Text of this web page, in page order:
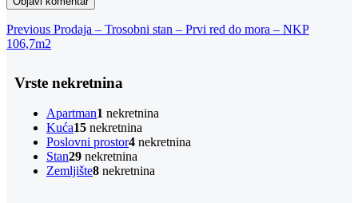
Navigacija
objava
Previous
Post
Previous Prodaja – Trosobni stan – Prvi red do mora – NKP
106,7m2
Vrste nekretnina
Apartman1 nekretnina
Kuća15 nekretnina
Poslovni prostor4 nekretnina
Stan29 nekretnina
Zemljište8 nekretnina